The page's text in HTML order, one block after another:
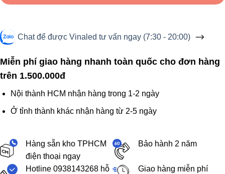
Chat để được Vinaled tư vấn ngay (7:30 - 20:00)
Miễn phí giao hàng nhanh toàn quốc cho đơn hàng
trên 1.500.000đ
Nội thành HCM nhận hàng trong 1-2 ngày
Ở tỉnh thành khác nhận hàng từ 2-5 ngày
Hàng sẵn kho TPHCM
điện thoại ngay
Bảo hành 2 năm
Hotline 0938143268 hỗ
Giao hàng miễn phí